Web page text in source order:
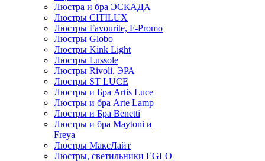
Люстра и бра ЭСКАДА
Люстры CITILUX
Люстры Favourite, F-Promo
Люстры Globo
Люстры Kink Light
Люстры Lussole
Люстры Rivoli, ЭРА
Люстры ST LUCE
Люстры и Бра Artis Luce
Люстры и бра Arte Lamp
Люстры и Бра Benetti
Люстры и бра Maytoni и
Freya
Люстры МаксЛайт
Люстры, светильники EGLO